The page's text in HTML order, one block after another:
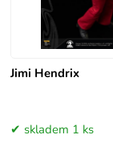
Jimi Hendrix
skladem 1 ks